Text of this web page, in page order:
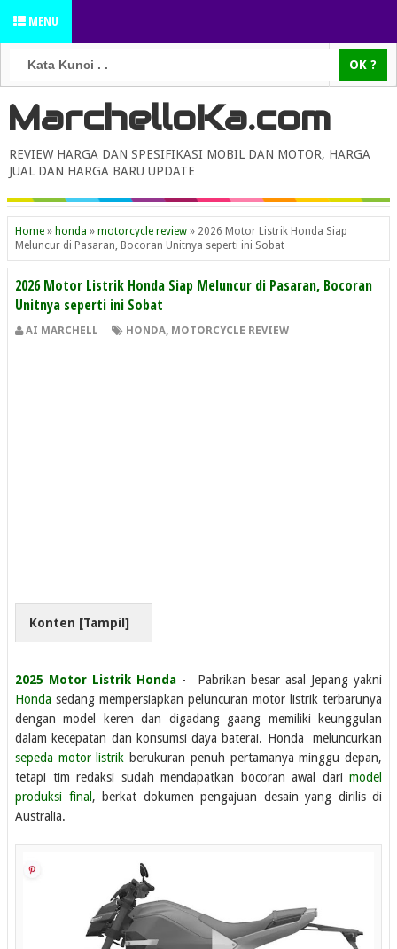
MENU
MarchelloKa.com
REVIEW HARGA DAN SPESIFIKASI MOBIL DAN MOTOR, HARGA
JUAL DAN HARGA BARU UPDATE
Home » honda » motorcycle review » 2026 Motor Listrik Honda Siap
Meluncur di Pasaran, Bocoran Unitnya seperti ini Sobat
2026 Motor Listrik Honda Siap Meluncur di Pasaran, Bocoran
Unitnya seperti ini Sobat
AI MARCHELL HONDA MOTORCYCLE REVIEW
Konten [Tampil]
2025 Motor Listrik Honda - Pabrikan besar asal Jepang yakni
Honda sedang mempersiapkan peluncuran motor listrik terbarunya
dengan model keren dan digadang gaang memiliki keunggulan
dalam kecepatan dan konsumsi daya baterai. Honda meluncurkan
sepeda motor listrik berukuran penuh pertamanya minggu depan,
tetapi tim redaksi sudah mendapatkan bocoran awal dari model
produksi final, berkat dokumen pengajuan desain yang dirilis di
Australia.